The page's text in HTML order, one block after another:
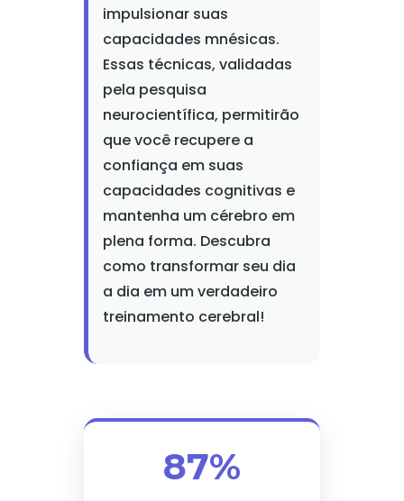
impulsionar suas
capacidades mnésicas.
Essas técnicas, validadas
pela pesquisa
neurocientífica, permitirão
que você recupere a
confiança em suas
capacidades cognitivas e
mantenha um cérebro em
plena forma. Descubra
como transformar seu dia
a dia em um verdadeiro
treinamento cerebral!
87%